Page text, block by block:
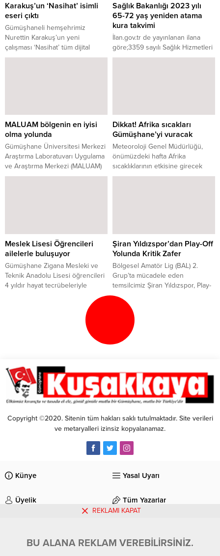
Karakuş’un ‘Nasihat’ isimli
eseri çıktı
Gümüşhaneli hemşehrimiz
Nurettin Karakuş’un yeni
çalışması ‘Nasihat’ tüm dijital
platformlarda yerini aldı.
Sağlık Bakanlığı 2023 yılı
65-72 yaş yeniden atama
kura takvimi
İlan.gov.tr de yayınlanan ilana
göre;3359 sayılı Sağlık Hizmetleri
Temel Kanununun Ek 1.
açıktan atamalar, açıktan atama
izni olmaksızın mevzuatta
öngörülen işlemlerin
tamamlanmasından sonra
gerçekleştirilir ve bunların
yerleştirilmeleri Sağlık
Bakanlığınca...
MALUAM bölgenin en iyisi
olma yolunda
Gümüşhane Üniversitesi Merkezi
Araştırma Laboratuvarı Uygulama
ve Araştırma Merkezi (MALUAM)
Doğu Karadeniz Bölgesi’nde “en
Dikkat! Afrika sıcakları
Gümüşhane’yi vuracak
Meteoroloji Genel Müdürlüğü,
önümüzdeki hafta Afrika
sıcaklıklarının etkisine girecek
olan Gümüşhane için uyarı
Meslek Lisesi Öğrencileri
ailelerle buluşuyor
Gümüşhane Zigana Mesleki ve
Teknik Anadolu Lisesi öğrencileri
4 yıldır hayat tecrübeleriyle
toplumsal duyarlılığı artırıyor.
Şiran Yıldızspor’dan Play-Off
Yolunda Kritik Zafer
Bölgesel Amatör Lig (BAL) 2.
Grup’ta mücadele eden
temsilcimiz Şiran Yıldızspor, Play-
Off hedefi doğrultusunda önemli
bir engeli daha aştı. Ligin 26.
haftasında, Kelkit İlçe Stadı'nda
Giresun temsilcisi Batlamaspor’u
ağırlayan temsilcimiz sahadan 2-
1’lik galibiyetle ayrılarak büyük bir
Copyright ©2020. Sitenin tüm hakları saklı tutulmaktadır. Site verileri
ve metaryalleri izinsiz kopyalanamaz.
Künye Yasal Uyarı
Üyelik Tüm Yazarlar
REKLAMI KAPAT
BU ALANA REKLAM VEREBİLİRSİNİZ.